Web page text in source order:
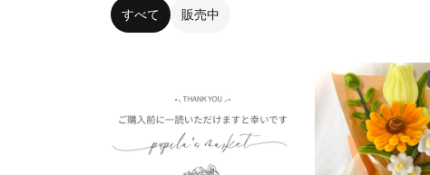
すべて 販売中